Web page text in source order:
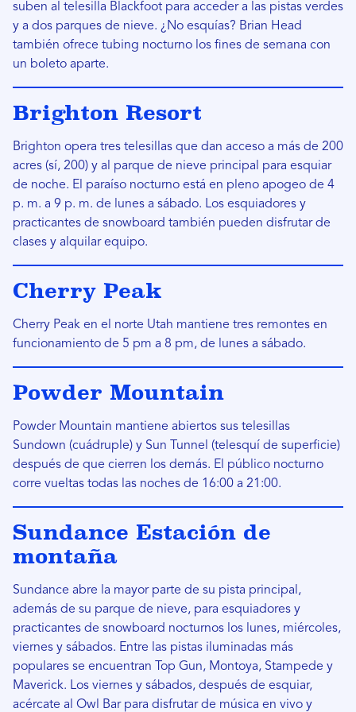
suben al telesilla Blackfoot para acceder a las pistas verdes
y a dos parques de nieve. ¿No esquías? Brian Head
también ofrece tubing nocturno los fines de semana con
un boleto aparte.
Brighton Resort
Brighton opera tres telesillas que dan acceso a más de 200
acres (sí, 200) y al parque de nieve principal para esquiar
de noche. El paraíso nocturno está en pleno apogeo de 4
p. m. a 9 p. m. de lunes a sábado. Los esquiadores y
practicantes de snowboard también pueden disfrutar de
clases y alquilar equipo.
Cherry Peak
Cherry Peak en el norte Utah mantiene tres remontes en
funcionamiento de 5 pm a 8 pm, de lunes a sábado.
Powder Mountain
Powder Mountain mantiene abiertos sus telesillas
Sundown (cuádruple) y Sun Tunnel (telesquí de superficie)
después de que cierren los demás. El público nocturno
corre vueltas todas las noches de 16:00 a 21:00.
Sundance Estación de
montaña
Sundance abre la mayor parte de su pista principal,
además de su parque de nieve, para esquiadores y
practicantes de snowboard nocturnos los lunes, miércoles,
viernes y sábados. Entre las pistas iluminadas más
populares se encuentran Top Gun, Montoya, Stampede y
Maverick. Los viernes y sábados, después de esquiar,
acércate al Owl Bar para disfrutar de música en vivo y